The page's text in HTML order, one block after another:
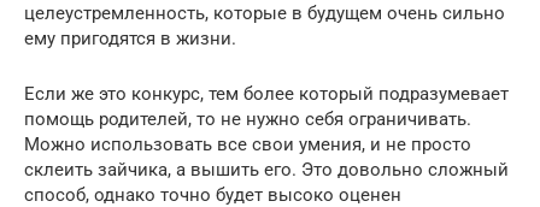
целеустремленность, которые в будущем очень сильно
ему пригодятся в жизни.
Если же это конкурс, тем более который подразумевает
помощь родителей, то не нужно себя ограничивать.
Можно использовать все свои умения, и не просто
склеить зайчика, а вышить его. Это довольно сложный
способ, однако точно будет высоко оценен